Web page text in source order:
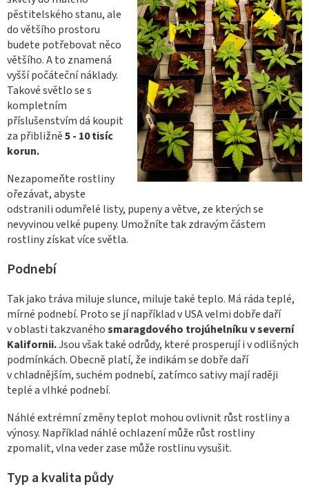
pěstitelského stanu, ale
do většího prostoru
budete potřebovat něco
většího. A to znamená
vyšší počáteční náklady.
Takové světlo se s
kompletním
příslušenstvím dá koupit
za přibližně5 - 10 tisíc
korun.
Nezapomeňte rostliny
ořezávat, abyste
odstranili odumřelé listy, pupeny a větve, ze kterých se
nevyvinou velké pupeny. Umožníte tak zdravým částem
rostliny získat více světla.
Podnebí
Tak jako tráva miluje slunce, miluje také teplo. Má ráda teplé,
mírné podnebí. Proto se jí například v USA velmi dobře daří
v oblasti takzvanéhosmaragdového trojúhelníku v severní
Kalifornii.Jsou však také odrůdy, které prosperují i v odlišných
podmínkách. Obecně platí, že indikám se dobře daří
v chladnějším, suchém podnebí, zatímco sativy mají raději
teplé a vlhké podnebí.
Náhlé extrémní změny teplot mohou ovlivnit růst rostliny a
výnosy. Například náhlé ochlazení může růst rostliny
zpomalit, vlna veder zase může rostlinu vysušit.
Typ a kvalita půdy